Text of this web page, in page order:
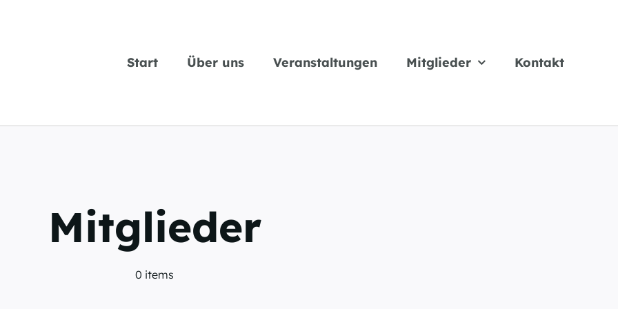
Start Über uns Veranstaltungen Mitglieder Kontakt
Mitglieder
0 items